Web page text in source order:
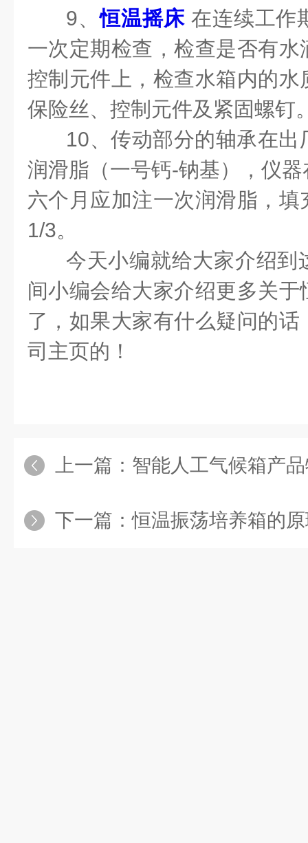
9、恒温摇床 在连续工作
一次定期检查，检查是否有
控制元件上，检查水箱内的
保险丝、控制元件及紧固螺钉
10、传动部分的轴承在
润滑脂（一号钙-钠基），仪
六个月应加注一次润滑脂，
1/3。
今天小编就给大家介绍到
间小编会给大家介绍更多关
了，如果大家有什么疑问的
司主页的！
上一篇： 智能人工气候箱产
下一篇：恒温振荡培养箱的